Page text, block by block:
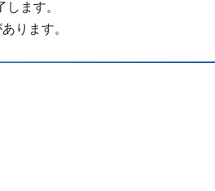
ます。
ります。